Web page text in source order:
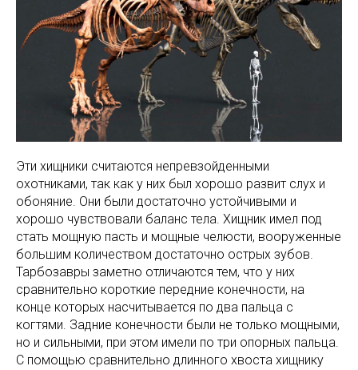
Эти хищники считаются непревзойденными
охотниками, так как у них был хорошо развит слух и
обоняние. Они были достаточно устойчивыми и
хорошо чувствовали баланс тела. Хищник имел под
стать мощную пасть и мощные челюсти, вооруженные
большим количеством достаточно острых зубов.
Тарбозавры заметно отличаются тем, что у них
сравнительно короткие передние конечности, на
конце которых насчитывается по два пальца с
когтями. Задние конечности были не только мощными,
но и сильными, при этом имели по три опорных пальца.
С помощью сравнительно длинного хвоста хищнику